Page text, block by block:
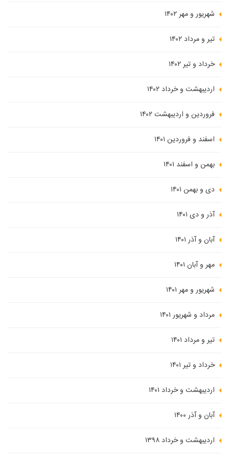
شهریور و مهر ۱۴۰۲
تیر و مرداد ۱۴۰۲
خرداد و تیر ۱۴۰۲
اردیبهشت و خرداد ۱۴۰۲
فروردین و اردیبهشت ۱۴۰۲
اسفند و فروردین ۱۴۰۱
بهمن و اسفند ۱۴۰۱
دی و بهمن ۱۴۰۱
آذر و دی ۱۴۰۱
آبان و آذر ۱۴۰۱
مهر و آبان ۱۴۰۱
شهریور و مهر ۱۴۰۱
مرداد و شهریور ۱۴۰۱
تیر و مرداد ۱۴۰۱
خرداد و تیر ۱۴۰۱
اردیبهشت و خرداد ۱۴۰۱
آبان و آذر ۱۴۰۰
اردیبهشت و خرداد ۱۳۹۸